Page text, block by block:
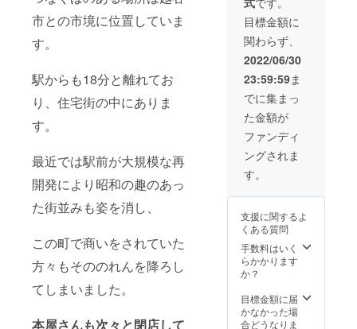
市との市境に位置していま
す。
駅からも18分と離れてお
り、住宅街の中にありま
す。
最近では駅前が大規模な再
開発により昭和の趣のあっ
た街並みも姿を消し、
この町で商いをされていた
方々もそののれんを降ろし
てしまいました。
本屋さんも次々と閉店して
mm、
持ち手/
約
25×350
mm、
重
量:7.5k
g、容
量：約
8L、素
材：
コット
ジナル
シュ、
バッグ
サイズ
(本体)：
約
H250m
m、素
材：
しくは
会社名
（屋号
含
む））
となり
ます ※
HP内へ
のお名
前の掲
載は
2023年
6月末ま
ヒー
チャプ
チャプ1
個 ・オ
リジナ
ル焼き
菓子1個
・さい
かちど
ブンコ
HP内に
お名前
を記載
ナー利
用期間
は「3ヶ
月」と
なりま
す（開
2022年
6月25日
セージ
にてお
送りさ
せてい
ただき
・さい
かちど
ブンコ
図書
カード
（本の
貸借に
・さい
かちど
ブンコ
ブレン
ドコー
ヒー
個 ・オ
リジナ
ル焼き
さいか
ちどブ
ンコ一
箱本棚
のオー
ナーに
なれる
券
（12ヶ
月） ・
感謝の
気持ち
を込め
セージ
(メッ
セージ
は本サ
イトの
メッ
送りさ
せてい
ただき
です。
自分の
個性を
表現で
きる本
棚をつ
くっ
て、本
好きな
人たち
とのコ
ミュニ
ケー
んで下
▼リ
ターン
内容 ・
さいか
ちどブ
箱本棚
のオー
ナーに
目標金額に
関わらず、
2022/06/30
23:59:59ま
でに集まっ
た金額が
ファンディ
ングされま
す。
支援に関するよ
くある質問
手数料はいく
らかかります
か？
目標金額に届
かなかった場
合どうなりま